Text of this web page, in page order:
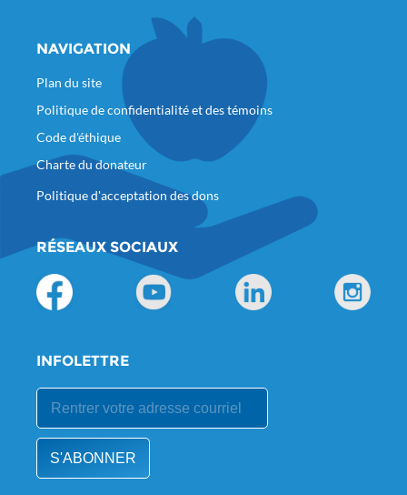
NAVIGATION
Plan du site
Politique de confidentialité et des témoins
Code d'éthique
Charte du donateur
Politique d'acceptation des dons
RÉSEAUX SOCIAUX
INFOLETTRE